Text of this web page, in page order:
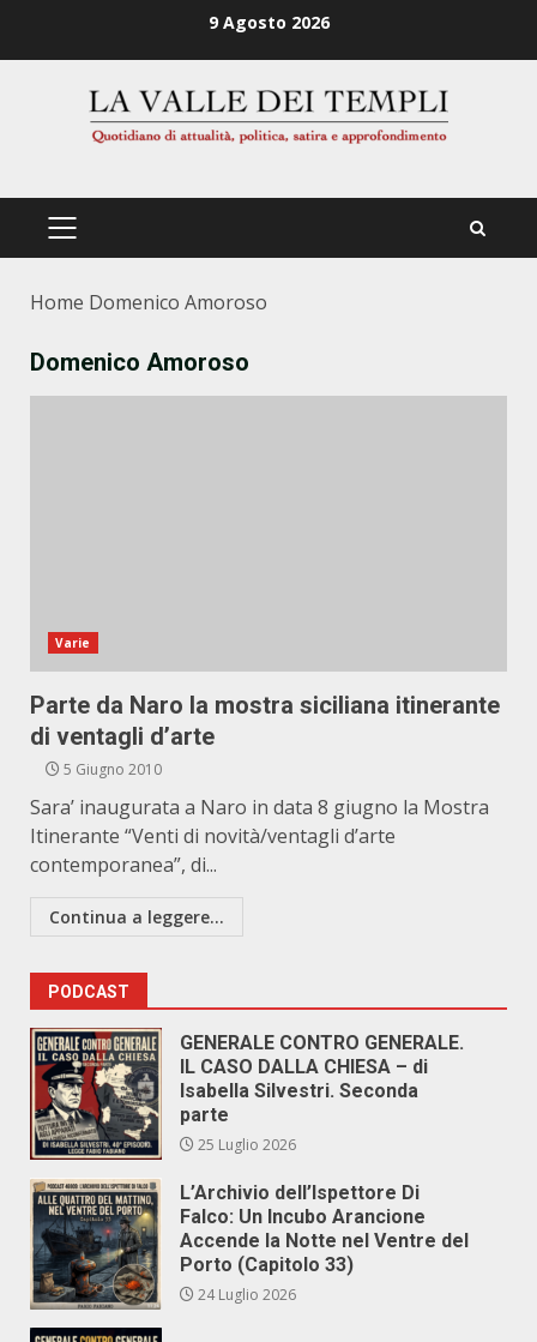
9 Agosto 2026
PRIMÄRES
Home Domenico Amoroso
Domenico Amoroso
Varie
Parte da Naro la mostra siciliana itinerante
di ventagli d’arte
5 Giugno 2010
Sara’ inaugurata a Naro in data 8 giugno la Mostra
Itinerante “Venti di novità/ventagli d’arte
contemporanea”, di...
Continua a leggere...
PODCAST
GENERALE CONTRO GENERALE.
IL CASO DALLA CHIESA – di
Isabella Silvestri. Seconda
parte
25 Luglio 2026
L’Archivio dell’Ispettore Di
Falco: Un Incubo Arancione
Accende la Notte nel Ventre del
Porto (Capitolo 33)
24 Luglio 2026